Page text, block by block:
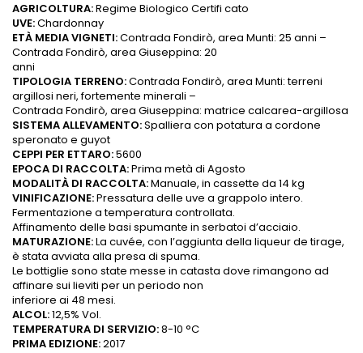
AGRICOLTURA:Regime Biologico Certifi cato
UVE:Chardonnay
ETÀ MEDIA VIGNETI:Contrada Fondirò, area Munti: 25 anni –
Contrada Fondirò, area Giuseppina: 20
anni
TIPOLOGIA TERRENO:Contrada Fondirò, area Munti: terreni
argillosi neri, fortemente minerali –
Contrada Fondirò, area Giuseppina: matrice calcarea-argillosa
SISTEMA ALLEVAMENTO:Spalliera con potatura a cordone
speronato e guyot
CEPPI PER ETTARO:5600
EPOCA DI RACCOLTA:Prima metà di Agosto
MODALITÀ DI RACCOLTA:Manuale, in cassette da 14 kg
VINIFICAZIONE:Pressatura delle uve a grappolo intero.
Fermentazione a temperatura controllata.
Affinamento delle basi spumante in serbatoi d’acciaio.
MATURAZIONE:La cuvée, con l’aggiunta della liqueur de tirage,
è stata avviata alla presa di spuma.
Le bottiglie sono state messe in catasta dove rimangono ad
affinare sui lieviti per un periodo non
inferiore ai 48 mesi.
ALCOL:12,5% Vol.
TEMPERATURA DI SERVIZIO:8-10 °C
PRIMA EDIZIONE:2017